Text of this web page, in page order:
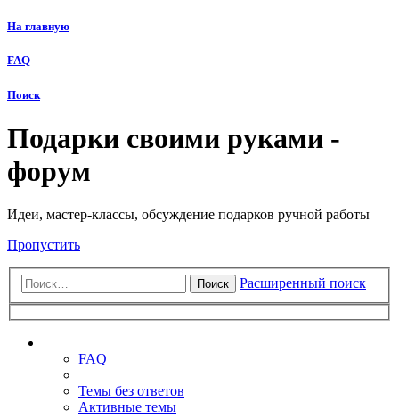
На главную
FAQ
Поиск
Подарки своими руками -
форум
Идеи, мастер-классы, обсуждение подарков ручной работы
Пропустить
Поиск Расширенный поиск
FAQ
Темы без ответов
Активные темы